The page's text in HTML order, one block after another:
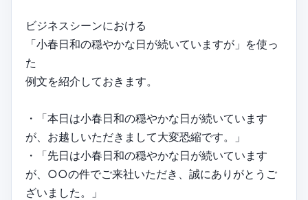
ビジネスシーンにおける
「小春日和の穏やかな日が続いていますが」を使っ
た
例文を紹介しておきます。
・「本日は小春日和の穏やかな日が続いています
が、お越しいただきまして大変恐縮です。」
・「先日は小春日和の穏やかな日が続いています
が、○○の件でご来社いただき、誠にありがとうご
ざいました。」